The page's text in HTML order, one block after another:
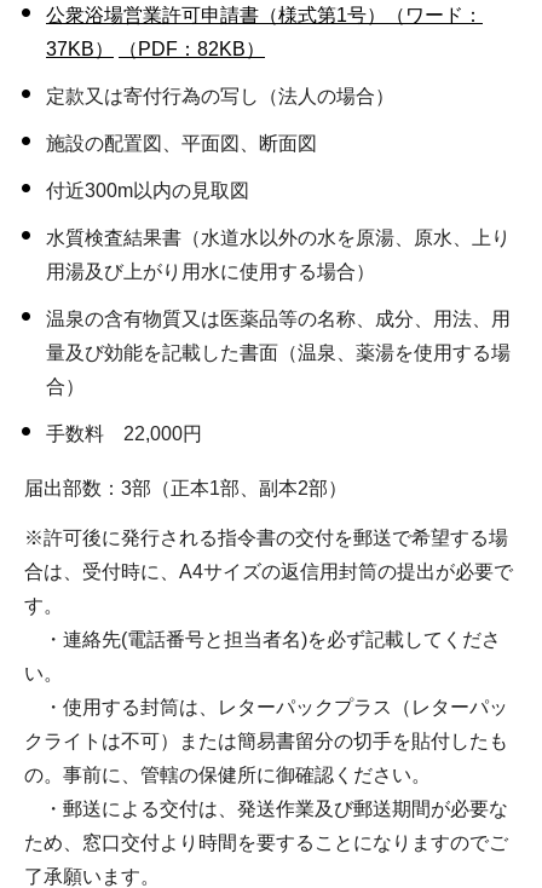
公衆浴場営業許可申請書（様式第1号）（ワード：
37KB）
（PDF：82KB）
定款又は寄付行為の写し（法人の場合）
施設の配置図、平面図、断面図
付近300m以内の見取図
水質検査結果書（水道水以外の水を原湯、原水、上り
用湯及び上がり用水に使用する場合）
温泉の含有物質又は医薬品等の名称、成分、用法、用
量及び効能を記載した書面（温泉、薬湯を使用する場
合）
手数料 22,000円
届出部数：3部（正本1部、副本2部）
※許可後に発行される指令書の交付を郵送で希望する場
合は、受付時に、A4サイズの返信用封筒の提出が必要で
す。
・連絡先(電話番号と担当者名)を必ず記載してくださ
い。
・使用する封筒は、レターパックプラス（レターパッ
クライトは不可）または簡易書留分の切手を貼付したも
の。事前に、管轄の保健所に御確認ください。
・郵送による交付は、発送作業及び郵送期間が必要な
ため、窓口交付より時間を要することになりますのでご
了承願います。